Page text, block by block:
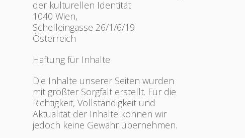
der kulturellen Identität
1040 Wien,
Schelleingasse 26/1/6/19
Österreich
Haftung für Inhalte
Die Inhalte unserer Seiten wurden
mit größter Sorgfalt erstellt. Für die
Richtigkeit, Vollständigkeit und
Aktualität der Inhalte können wir
jedoch keine Gewähr übernehmen.